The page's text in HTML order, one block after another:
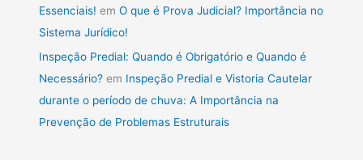
Essenciais! emO que é Prova Judicial? Importância no
Sistema Jurídico!
Inspeção Predial: Quando é Obrigatório e Quando é
Necessário? em Inspeção Predial e Vistoria Cautelar
durante o período de chuva: A Importância na
Prevenção de Problemas Estruturais